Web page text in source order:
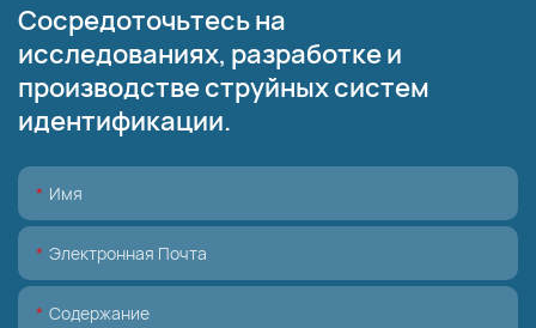
Сосредоточьтесь на
исследованиях, разработке и
производстве струйных систем
идентификации.
Имя
Электронная Почта
Содержание